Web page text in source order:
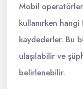
Mobil
kullanırken hangi
kaydederler. Bu
ulaşılabilir ve
belirlenebilir.